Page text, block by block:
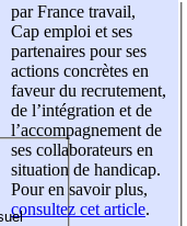
par France travail,
Cap emploi et ses
partenaires pour ses
actions concrètes en
faveur du recrutement,
de l’intégration et de
l’accompagnement de
ses collaborateurs en
situation de handicap.
Pour en savoir plus,
consultez cet article.